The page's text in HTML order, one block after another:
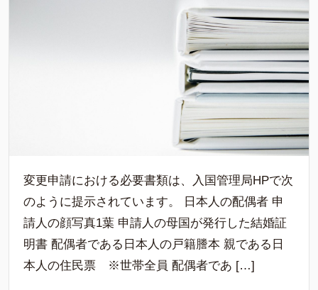
変更申請における必要書類は、入国管理局HPで次
のように提示されています。 日本人の配偶者 申
請人の顔写真1葉 申請人の母国が発行した結婚証
明書 配偶者である日本人の戸籍謄本 親である日
本人の住民票 ※世帯全員 配偶者であ […]